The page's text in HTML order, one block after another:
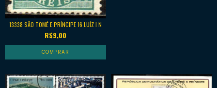
13338 SÃO TOMÉ E PRÍNCIPE 16 LUÍZ I N
R$9,00